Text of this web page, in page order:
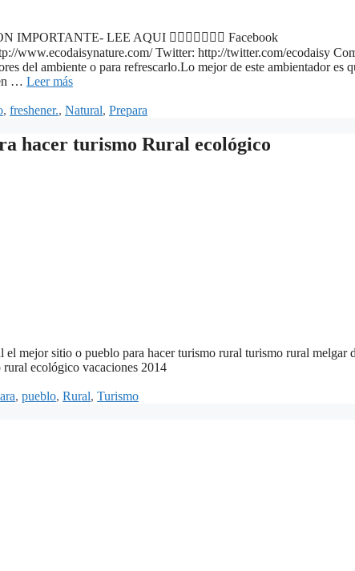
IMPORTANTE- LEE AQUI  Facebook
www.ecodaisynature.com/ Twitter: http://twitter.com/ecodaisy
del ambiente o para refrescarlo.Lo mejor de este ambientador es
… Leer más
, freshener., Natural, Prepara
hacer turismo Rural ecológico
mejor sitio o pueblo para hacer turismo rural turismo rural melgar
ecológico vacaciones 2014
, pueblo, Rural, Turismo